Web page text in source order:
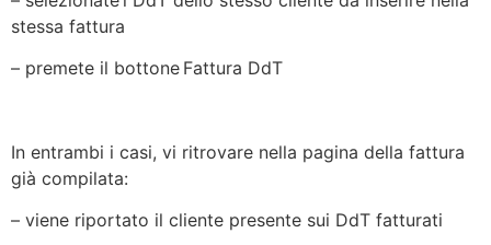
stessa fattura
– premete il bottone Fattura DdT
In entrambi i casi, vi ritrovare nella pagina della fattura
già compilata:
– viene riportato il cliente presente sui DdT fatturati